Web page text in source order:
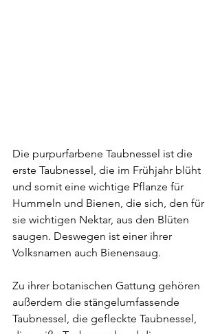
Die purpurfarbene Taubnessel ist die
erste Taubnessel, die im Frühjahr blüht
und somit eine wichtige Pflanze für
Hummeln und Bienen, die sich, den für
sie wichtigen Nektar, aus den Blüten
saugen. Deswegen ist einer ihrer
Volksnamen auch Bienensaug.
Zu ihrer botanischen Gattung gehören
außerdem die stängelumfassende
Taubnessel, die gefleckte Taubnessel,